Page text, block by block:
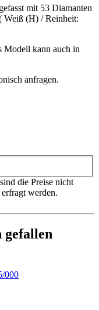
mit 53 Diamanten
Weiß (H) / Reinheit:
Modell kann auch in
anfragen.
die Preise nicht
werden.